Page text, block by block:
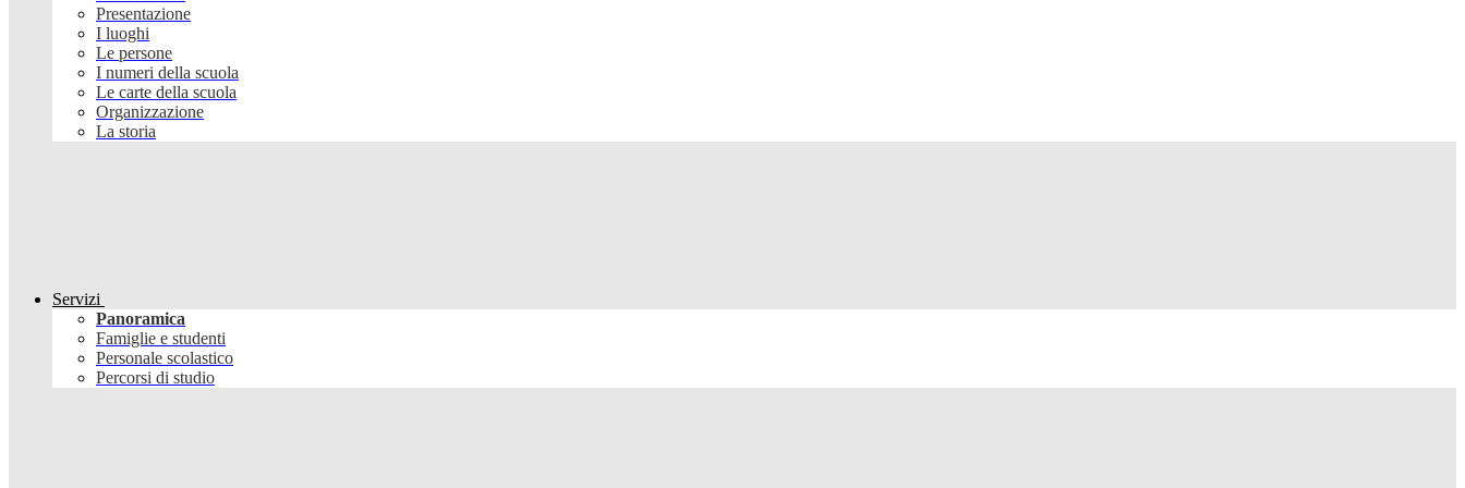
Presentazione
I luoghi
Le persone
I numeri della scuola
Le carte della scuola
Organizzazione
La storia
Servizi
Panoramica
Famiglie e studenti
Personale scolastico
Percorsi di studio